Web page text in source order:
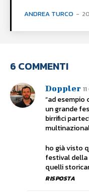
ANDREA TURCO -
6 COMMENTI
Doppler
“ad esempio
un grande
birrifici
ho già visto
festival della
quelli
RISPOSTA